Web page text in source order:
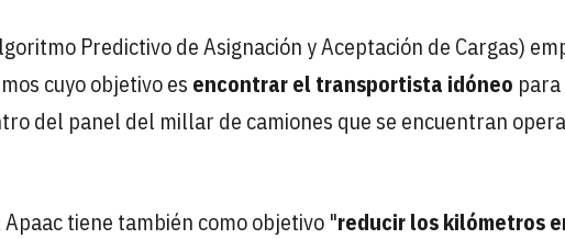
Predictivo de Asignación y Aceptación de Cargas)
cuyo objetivo es encontrar el transportista idóneo
del panel del millar de camiones que se encuentran
Apaac tiene también como objetivo "reducir los kilómetros